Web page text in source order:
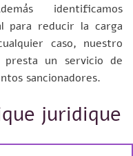
identificamos
para reducir la carga
caso, nuestro
presta un servicio de
sancionadores.
juridique